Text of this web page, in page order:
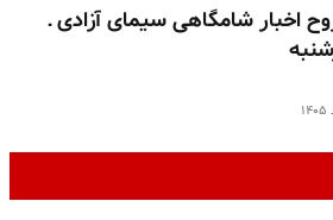
اخبار شامگاهی سیمای آزادی ـ